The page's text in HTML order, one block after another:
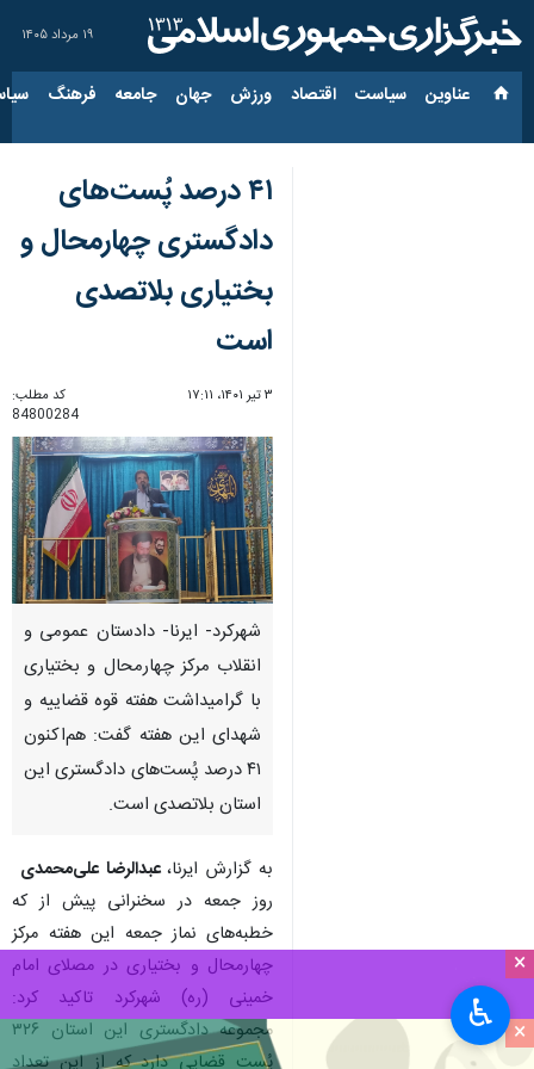
۱۹ مرداد ۱۴۰۵
عناوین‌ سیاست اقتصاد ورزش جهان جامعه فرهنگ
×
×
۴۱ درصد پُست‌های
دادگستری چهارمحال و
بختیاری بلاتصدی
است
۳ تیر ۱۴۰۱، ۱۷:۱۱
کد مطلب:
84800284
شهرکرد- ایرنا- دادستان عمومی و
انقلاب مرکز چهارمحال و بختیاری
با گرامیداشت هفته قوه قضاییه و
شهدای این هفته گفت: هم‌اکنون
۴۱ درصد پُست‌های دادگستری این
استان بلاتصدی است.
به گزارش ایرنا،عبدالرضا علی‌محمدی
روز جمعه در سخنرانی پیش از که
خطبه‌های نماز جمعه این هفته مرکز
چهارمحال و بختیاری در مصلای امام
خمینی (ره) شهرکرد تاکید کرد:
مجموعه دادگستری این استان ۳۲۶
♿︎